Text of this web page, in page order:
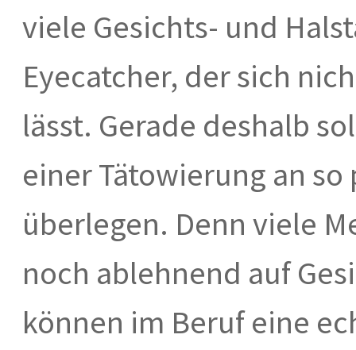
viele Gesichts- und
Eyecatcher, der sich
lässt. Gerade deshalb
einer Tätowierung an
überlegen. Denn viele
noch ablehnend auf
können im Beruf eine